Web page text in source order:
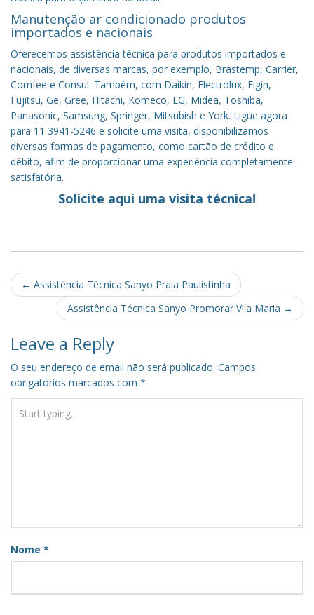
Manutenção ar condicionado produtos
importados e nacionais
Oferecemos assistência técnica para produtos importados e
nacionais, de diversas marcas, por exemplo, Brastemp, Carrier,
Comfee e Consul. Também, com Daikin, Electrolux, Elgin,
Fujitsu, Ge, Gree, Hitachi, Komeco, LG, Midea, Toshiba,
Panasonic, Samsung, Springer, Mitsubish e York. Ligue agora
para 11 3941-5246 e solicite uma visita, disponibilizamos
diversas formas de pagamento, como cartão de crédito e
débito, afim de proporcionar uma experiência completamente
satisfatória.
Solicite aqui uma visita técnica!
Post
navigation
← Assistência Técnica Sanyo Praia Paulistinha
Assistência Técnica Sanyo Promorar Vila Maria →
Leave a Reply
O seu endereço de email não será publicado. Campos
obrigatórios marcados com *
Nome *